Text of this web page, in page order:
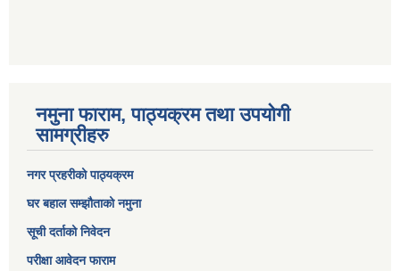
नमुना फाराम, पाठ्यक्रम तथा उपयोगी
सामग्रीहरु
नगर प्रहरीको पाठ्यक्रम
घर बहाल सम्झौताको नमुना
सूची दर्ताको निवेदन
परीक्षा आवेदन फाराम